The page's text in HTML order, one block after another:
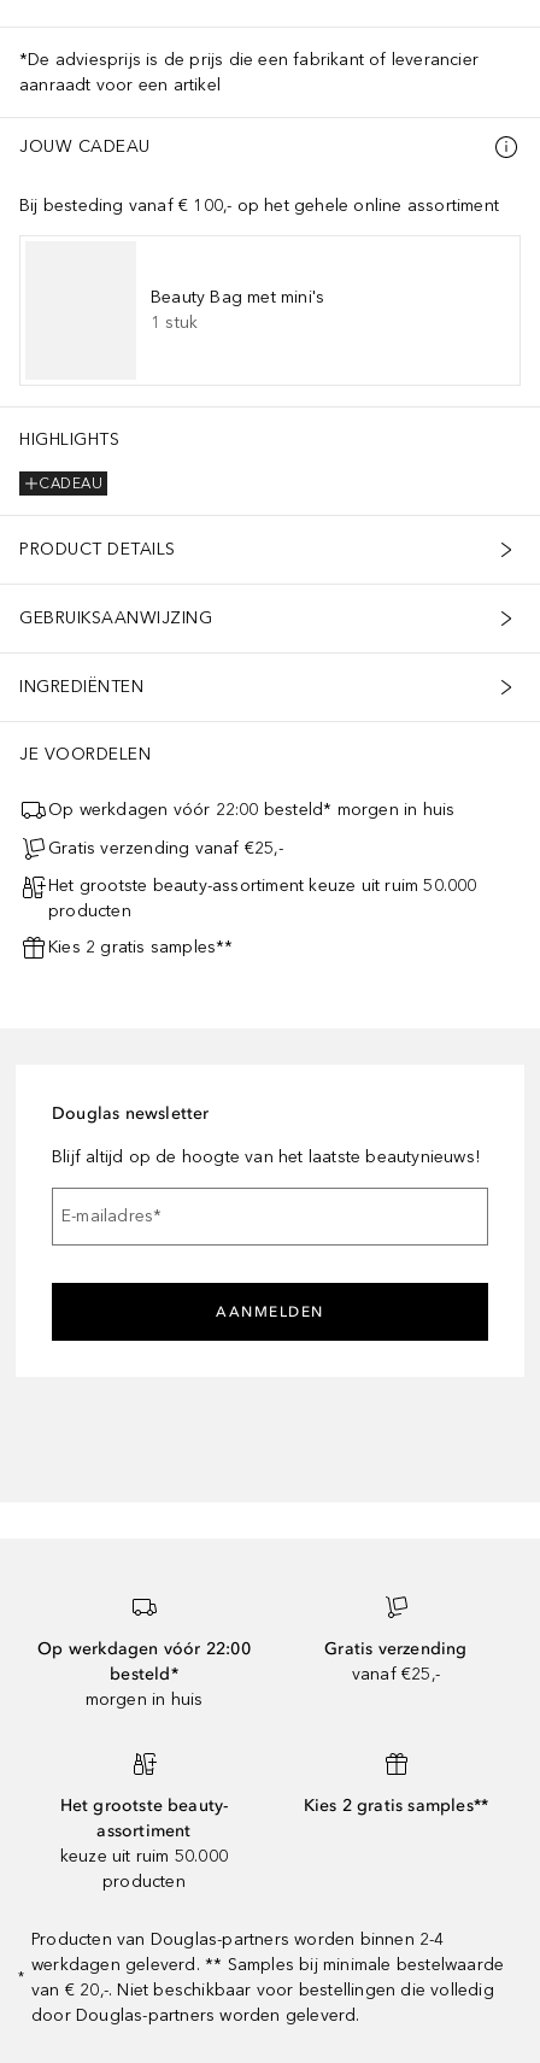
*De adviesprijs is de prijs die een fabrikant of leverancier
aanraadt voor een artikel
JOUW CADEAU
Bij besteding vanaf € 100,- op het gehele online assortiment
Beauty Bag met mini's
1 stuk
HIGHLIGHTS
CADEAU
PRODUCT DETAILS
GEBRUIKSAANWIJZING
INGREDIËNTEN
JE VOORDELEN
Op werkdagen vóór 22:00 besteld* morgen in huis
Gratis verzending vanaf €25,-
Het grootste beauty-assortiment keuze uit ruim 50.000
producten
Kies 2 gratis samples**
Douglas newsletter
Blijf altijd op de hoogte van het laatste beautynieuws!
E-mailadres*
AANMELDEN
Op werkdagen vóór 22:00
besteld*
morgen in huis
Gratis verzending
vanaf €25,-
Het grootste beauty-
assortiment
keuze uit ruim 50.000
producten
Kies 2 gratis samples**
*
Producten van Douglas-partners worden binnen 2-4
werkdagen geleverd. ** Samples bij minimale bestelwaarde
van € 20,-. Niet beschikbaar voor bestellingen die volledig
door Douglas-partners worden geleverd.